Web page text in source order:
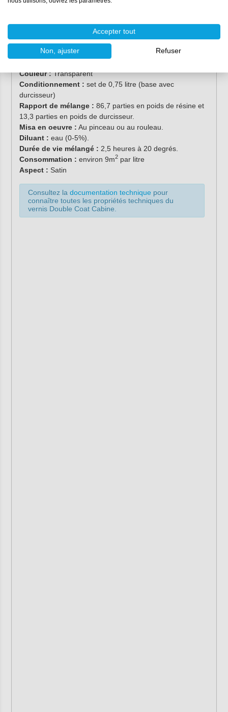
Propriétés
Couleur :Transparent
Conditionnement : set de 0,75 litre (base avec
durcisseur)
Rapport de mélange : 86,7 parties en poids de résine et
13,3 parties en poids de durcisseur.
Misa en oeuvre : Au pinceau ou au rouleau.
Diluant : eau (0-5%).
Durée de vie mélangé : 2,5 heures à 20 degrés.
Consommation : environ 9m2par litre
Aspect : Satin
Consultez la documentation techniquepour
connaître toutes les propriétés techniques du
vernis Double Coat Cabine.
Accepter tout
Non, ajuster Refuser